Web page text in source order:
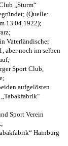
„Sturm“
(Quelle:
13.04.1922);
Vaterländischer
aber noch im selben
Sport Club,
aufgelösten
Sport Verein
Hainburg